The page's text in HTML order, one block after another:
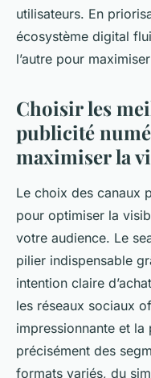
utilisateurs. En
écosystème digital
l’autre pour
Choisir les
publicité
maximiser la
Le choix des canaux
pour optimiser la
votre audience. Le
pilier indispensable
intention claire
les réseaux sociaux
impressionnante et
précisément des
formats variés, du